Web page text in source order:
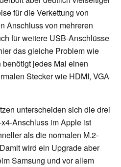
für die Verkettung von
Anschluss von mehreren
für weitere USB-Anschlüsse
das gleiche Problem wie
jedes Mal einen
Stecker wie HDMI, VGA
unterscheiden sich die drei
Anschluss im Apple ist
als die normalen M.2-
wird ein Upgrade aber
Samsung und vor allem